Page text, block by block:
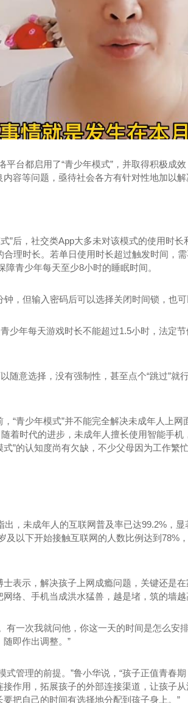
快递袋 陕西复合气泡袋
台都启用了“青少年模式”，并取得积极成
容等问题，亟待社会各方有针对性地加以解
”后，社交类App大多未对该模式的使用时
理时长。若单日使用时长超过触发时间，
青少年每天至少8小时的睡眠时间。
，但输入密码后可以选择关闭时间锁，也
少年每天游戏时长不能超过1.5小时，法定
随意选择，没有强制性，甚至点个“跳过”就
“青少年模式”并不能完全解决未成年人上
着时代的进步，未成年人擅长使用智能手
式”的认知度尚有欠缺，不少父母因为工作繁
，未成年人的互联网普及率已达99.2%，
及以下开始接触互联网的人数比例达到78%
表示，解决孩子上网成瘾问题，关键还是
网络、手机当成洪水猛兽，越是堵，筑的墙
有一次我就问他，你这一天的时间是怎么安
即作出调整。”
式管理的前提。”鲁小华说，“孩子正值青春
作用，拓展孩子的外部连接渠道，让孩子
把自己的时间有选择地分配到孩子身上。”